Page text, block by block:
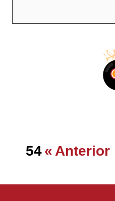
54« Anterior